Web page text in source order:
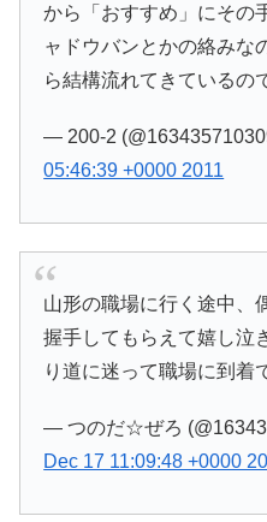
から「おすすめ」にその
ャドウバンとかの絡みな
ら結構流れてきているの
— 200-2
05:46:39 +0000 2011
山形の職場に行く途中、
握手してもらえて嬉し泣
り道に迷って職場に到着
— つのだ☆ぜろ
Dec 17 11:09:48 +0000